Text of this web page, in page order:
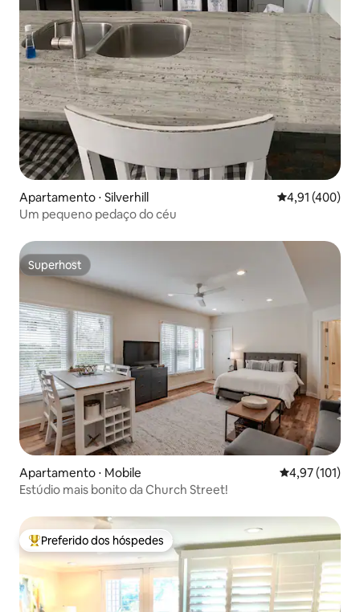
Apartamento ⋅ Silverhill 4,91 de uma
4,91 (400)
Um pequeno pedaço do céu
Superhost
Superhost
Apartamento ⋅ Mobile 4,97 de uma
4,97 (101)
Estúdio mais bonito da Church Street!
Entre os melhores preferidos dos hóspedes
Preferido dos hóspedes